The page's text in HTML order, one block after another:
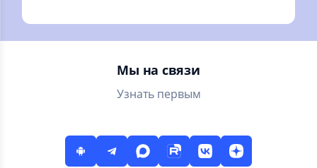
мультфильмы и ТВ
каналы
Мы на связи
Узнать первым